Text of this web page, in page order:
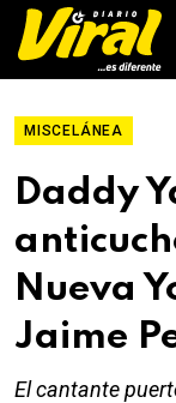
MISCELÁNEA
Daddy
Nueva
Jaime
El cantante